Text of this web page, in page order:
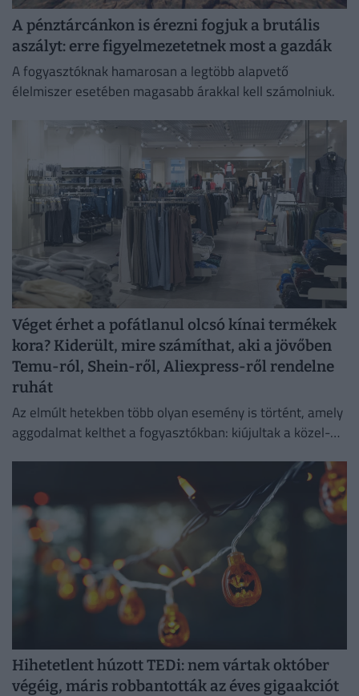
A pénztárcánkon is érezni fogjuk a brutális
aszályt: erre figyelmezetetnek most a gazdák
A fogyasztóknak hamarosan a legtöbb alapvető
élelmiszer esetében magasabb árakkal kell számolniuk.
Véget érhet a pofátlanul olcsó kínai termékek
kora? Kiderült, mire számíthat, aki a jövőben
Temu-ról, Shein-ről, Aliexpress-ről rendelne
ruhát
Az elmúlt hetekben több olyan esemény is történt, amely
aggodalmat kelthet a fogyasztókban: kiújultak a közel-
Hihetetlent húzott TEDi: nem vártak október
végéig, máris robbantották az éves gigaakciót